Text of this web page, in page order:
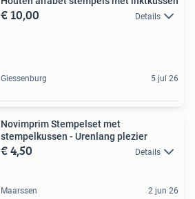
€ 10,00 Details
Giessenburg 5 jul 26
Novimprim Stempelset met
stempelkussen - Urenlang plezier
€ 4,50 Details
Maarssen 2 jun 26